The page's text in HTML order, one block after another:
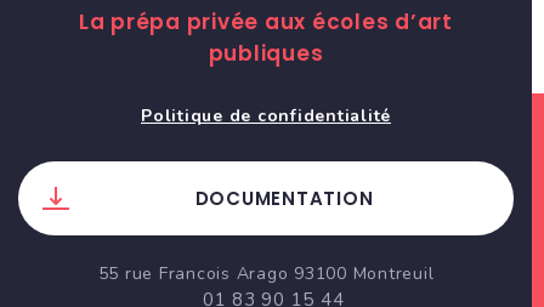
La prépa privée aux écoles d’art
publiques
Politique de confidentialité
DOCUMENTATION
55 rue Francois Arago 93100 Montreuil
01 83 90 15 44